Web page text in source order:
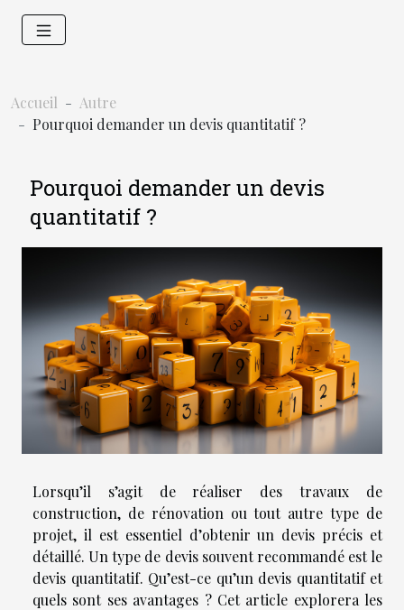
Accueil
Autre
Pourquoi demander un devis quantitatif ?
Pourquoi demander un devis
quantitatif ?
Lorsqu’il s’agit de réaliser des travaux de
construction, de rénovation ou tout autre type de
projet, il est essentiel d’obtenir un devis précis et
détaillé. Un type de devis souvent recommandé est le
devis quantitatif. Qu’est-ce qu’un devis quantitatif et
quels sont ses avantages ? Cet article explorera les